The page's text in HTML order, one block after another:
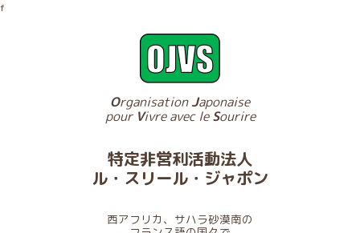
f
OrganisationJaponaise
pour Vivre avec leSourire
特定非営利活動法人
ル・スリール・ジャポン
西アフリカ、サハラ砂漠南の